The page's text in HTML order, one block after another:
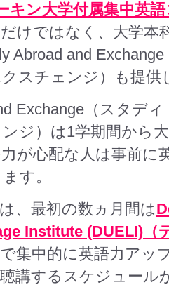
キン大学付属集中英
けではなく、大学本
Abroad and
クスチェンジ）も提供
Exchange（スタデ
ジ）は1学期間から
が心配な人は事前に
す。
、最初の数ヵ月間は
Institute (DUELI)（
で集中的に英語力アッ
講するスケジュール